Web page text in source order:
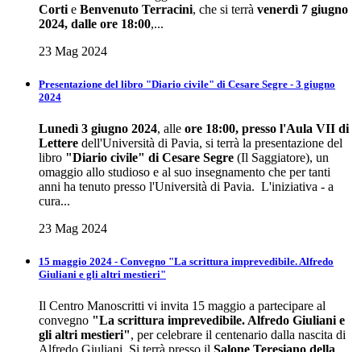
Corti e Benvenuto Terracini, che si terrà venerdì 7 giugno
2024, dalle ore 18:00,...
23 Mag 2024
Presentazione del libro "Diario civile" di Cesare Segre - 3 giugno
2024
Lunedì 3 giugno 2024, alle ore 18:00, presso l'Aula VII di
Lettere dell'Università di Pavia, si terrà la presentazione del
libro "Diario civile" di Cesare Segre (Il Saggiatore), un
omaggio allo studioso e al suo insegnamento che per tanti
anni ha tenuto presso l'Università di Pavia. L'iniziativa - a
cura...
23 Mag 2024
15 maggio 2024 - Convegno "La scrittura imprevedibile. Alfredo
Giuliani e gli altri mestieri"
Il Centro Manoscritti vi invita 15 maggio a partecipare al
convegno "La scrittura imprevedibile. Alfredo Giuliani e
gli altri mestieri", per celebrare il centenario dalla nascita di